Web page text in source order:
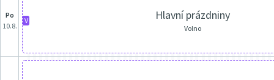
po
10.8.
V Hlavní prázdniny
Volno